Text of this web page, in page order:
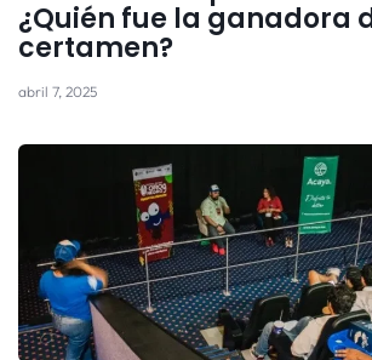
¿Quién fue la ganadora
certamen?
abril 7, 2025